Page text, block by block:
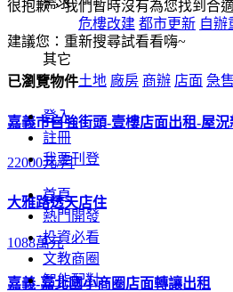
危樓改建 都市更新 自辦
其它
土地 廠房 商辦 店面 急
登入
註冊
我要刊登
首頁
熱門開發
投資必看
文教商圈
智能配對
很抱歉，我們暫時沒有為您找到合
建議您：重新搜尋試看看嗨~
已瀏覽物件
嘉義市自強街頭-壹樓店面出租-屋況
22000元/月
大雅路透天店住
1088萬元
嘉義-嘉北國小商圈店面轉讓出租